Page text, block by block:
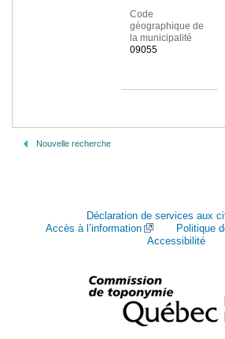
Code
géographique de
la municipalité
09055
Nouvelle recherche
Déclaration de services aux
Accès à l’information
Politique
Accessibilité